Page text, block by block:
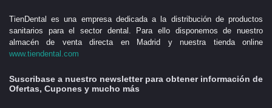
TienDental es una empresa dedicada a la distribución de productos
sanitarios para el sector dental. Para ello disponemos de nuestro
almacén de venta directa en Madrid y nuestra tienda online
www.tiendental.com
Suscribase a nuestro newsletter para obtener información de
Ofertas, Cupones y mucho más